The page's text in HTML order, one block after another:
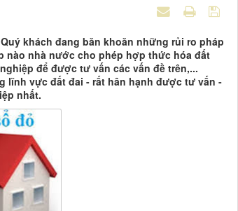
khách đang băn khoăn những rủi ro pháp
nào nhà nước cho phép hợp thức hóa đất
để được tư vấn các vấn đề trên,...
lĩnh vực đất đai - rất hân hạnh được tư vấn -
nhất.